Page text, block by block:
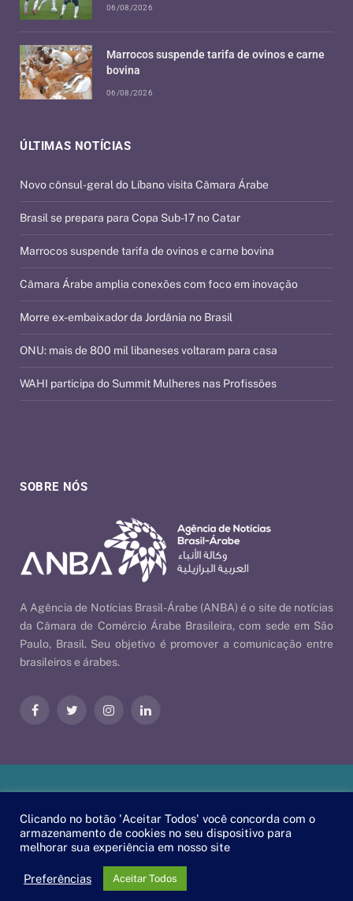
SOBRE NÓS
A Agência de Notícias Brasil-Árabe (ANBA) é o site de notícias
da Câmara de Comércio Árabe Brasileira, com sede em São
Paulo, Brasil. Seu objetivo é promover a comunicação entre
brasileiros e árabes.
FacebookTwitter InstagramLinkedIn
ÚLTIMAS NOTÍCIAS
Novo cônsul-geral do Líbano visita Câmara Árabe
Brasil se prepara para Copa Sub-17 no Catar
Marrocos suspende tarifa de ovinos e carne bovina
Câmara Árabe amplia conexões com foco em inovação
Morre ex-embaixador da Jordânia no Brasil
ONU: mais de 800 mil libaneses voltaram para casa
WAHI participa do Summit Mulheres nas Profissões
06/08/2026
Marrocos suspende tarifa de ovinos e carne
bovina
06/08/2026
Árabe | ByEscaEsco.
Clicando no botão 'Aceitar Todos' você concorda com o
armazenamento de cookies no seu dispositivo para
melhorar sua experiência em nosso site
Preferências Aceitar Todos
PT EN